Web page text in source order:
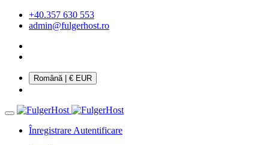
+40.357 630 553
admin@fulgerhost.ro
Română| € EUR
Înregistrare Autentificare